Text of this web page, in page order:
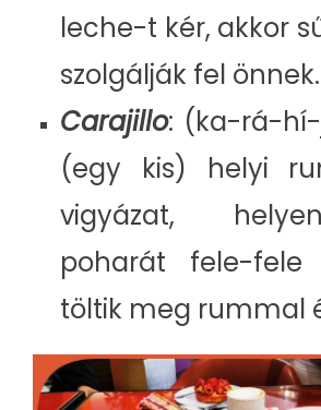
leche-t kér, akkor
szolgálják fel önnek.
Carajillo: (ka-rá-
(egy kis) helyi
vigyázat,
poharát fele-fele
töltik meg rummal